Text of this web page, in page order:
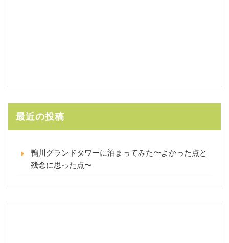
最近の投稿
鴨川グランドタワーに泊まってみた〜よかった点と
残念に思った点〜